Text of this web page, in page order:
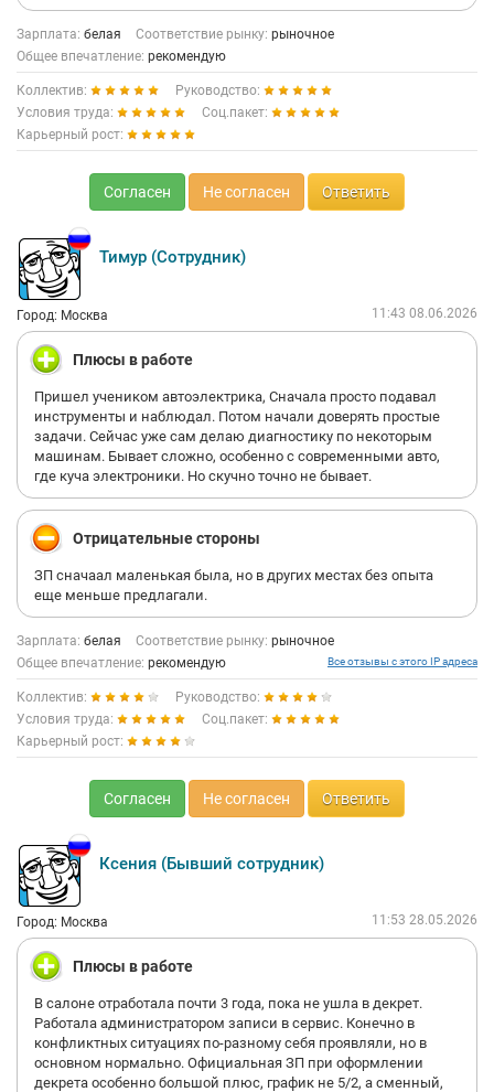
Зарплата: белая Соответствие рынку: рыночное
Общее впечатление: рекомендую
Коллектив:
Руководство:
Условия труда:
Соц.пакет:
Карьерный рост:
Согласен Не согласен Ответить
Тимур (Сотрудник)
Город: Москва 11:43 08.06.2026
Плюсы в работе
Пришел учеником автоэлектрика, Сначала просто подавал
инструменты и наблюдал. Потом начали доверять простые
задачи. Сейчас уже сам делаю диагностику по некоторым
машинам. Бывает сложно, особенно с современными авто,
где куча электроники. Но скучно точно не бывает.
Отрицательные стороны
ЗП сначаал маленькая была, но в других местах без опыта
еще меньше предлагали.
Зарплата: белая Соответствие рынку: рыночное
Общее впечатление: рекомендую Все отзывы с этого IP адреса
Коллектив:
Руководство:
Условия труда:
Соц.пакет:
Карьерный рост:
Согласен Не согласен Ответить
Ксения (Бывший сотрудник)
Город: Москва 11:53 28.05.2026
Плюсы в работе
В салоне отработала почти 3 года, пока не ушла в декрет.
Работала администратором записи в сервис. Конечно в
конфликтных ситуациях по-разному себя проявляли, но в
основном нормально. Официальная ЗП при оформлении
декрета особенно большой плюс, график не 5/2, а сменный,